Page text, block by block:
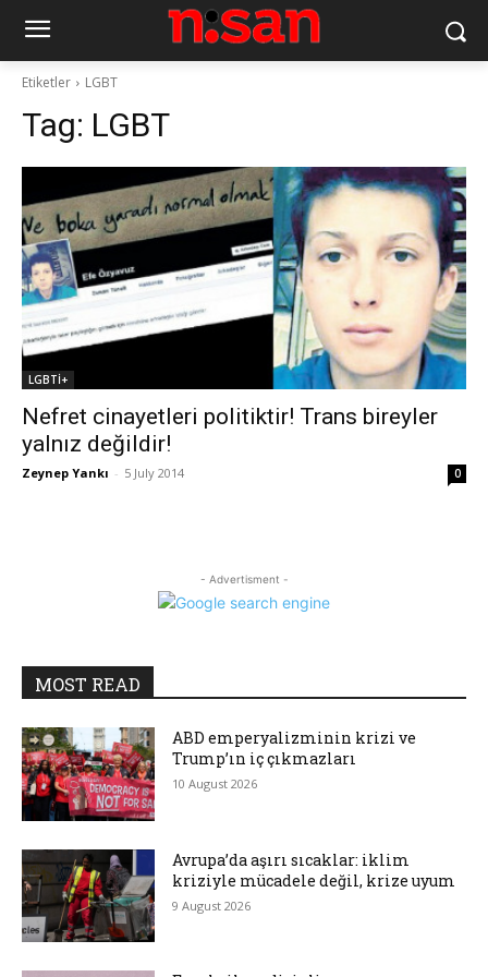
Etiketler LGBT
Tag: LGBT
LGBTİ+
Nefret cinayetleri politiktir! Trans bireyler
yalnız değildir!
Zeynep Yankı - 5 July 2014 0
- Advertisment -
MOST READ
ABD emperyalizminin krizi ve
Trump’ın iç çıkmazları
10 August 2026
Avrupa’da aşırı sıcaklar: iklim
kriziyle mücadele değil, krize uyum
9 August 2026